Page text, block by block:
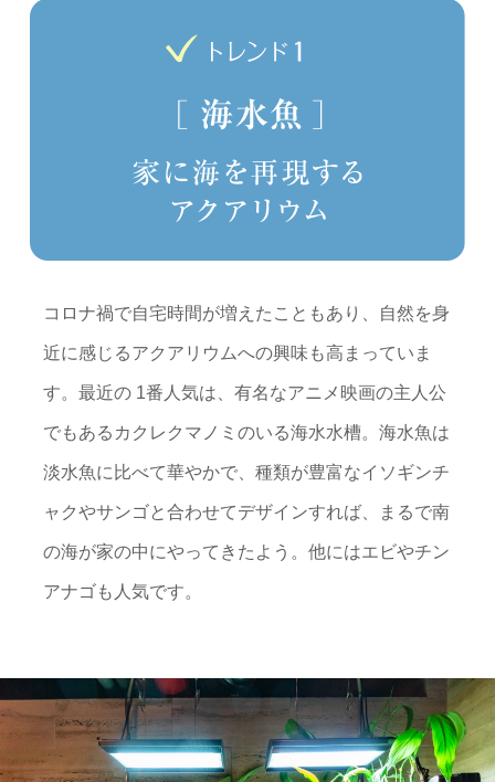
コロナ禍で自宅時間が増えたこともあり、自然を身
近に感じるアクアリウムへの興味も高まっていま
す。最近の 1番人気は、有名なアニメ映画の主人公
でもあるカクレクマノミのいる海水水槽。海水魚は
淡水魚に比べて華やかで、種類が豊富なイソギンチ
ャクやサンゴと合わせてデザインすれば、まるで南
の海が家の中にやってきたよう。他にはエビやチン
アナゴも人気です。